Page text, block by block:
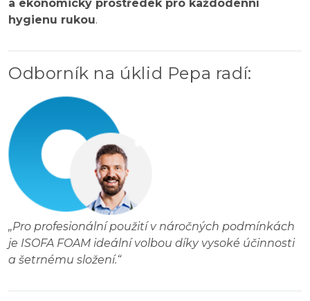
a ekonomický prostředek pro každodenní
hygienu rukou.
Odborník na úklid Pepa radí:
„Pro profesionální použití v náročných podmínkách
je ISOFA FOAM ideální volbou díky vysoké účinnosti
a šetrnému složení.“